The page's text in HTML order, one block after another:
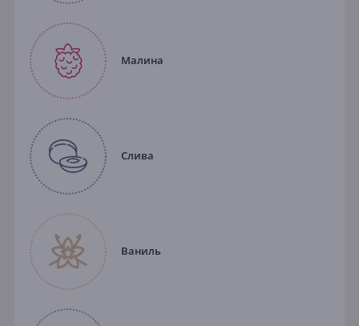
Малина
Слива
Ваниль